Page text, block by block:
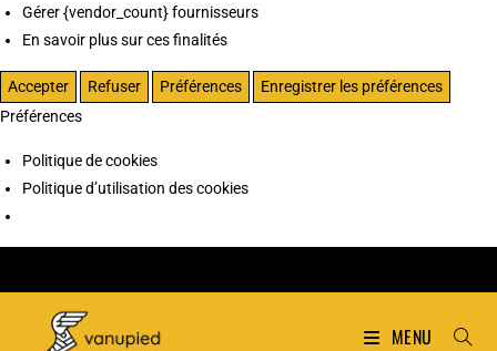
Gérer {vendor_count} fournisseurs
En savoir plus sur ces finalités
Accepter Refuser Préférences
Enregistrer les préférences
Préférences
Politique de cookies
Politique d’utilisation des cookies
MENU